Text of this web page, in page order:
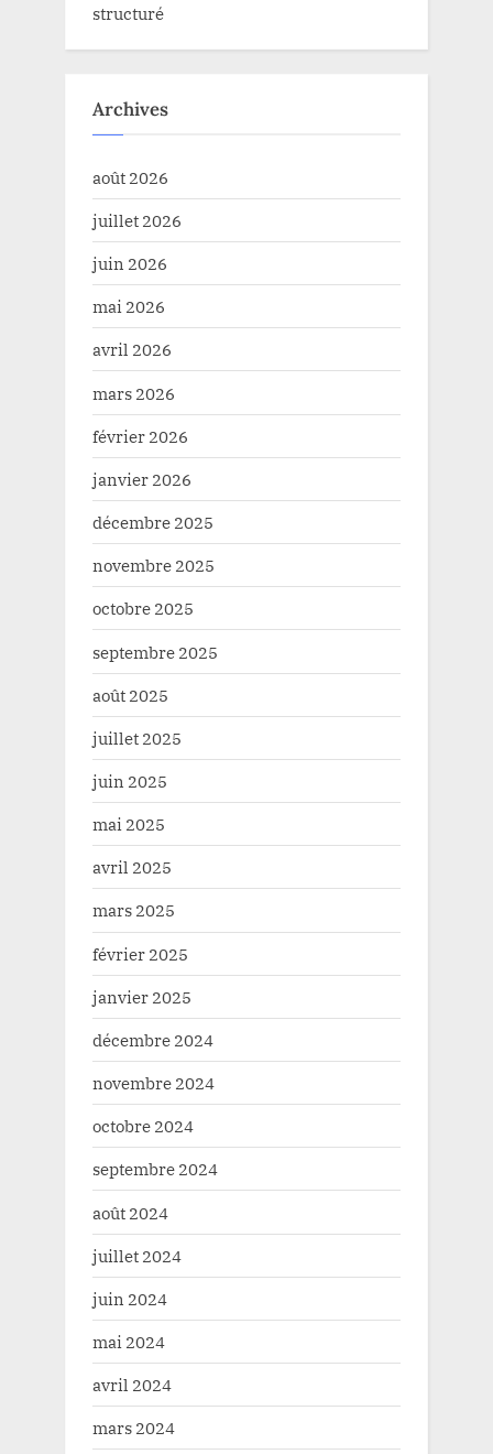
structuré
Archives
août 2026
juillet 2026
juin 2026
mai 2026
avril 2026
mars 2026
février 2026
janvier 2026
décembre 2025
novembre 2025
octobre 2025
septembre 2025
août 2025
juillet 2025
juin 2025
mai 2025
avril 2025
mars 2025
février 2025
janvier 2025
décembre 2024
novembre 2024
octobre 2024
septembre 2024
août 2024
juillet 2024
juin 2024
mai 2024
avril 2024
mars 2024